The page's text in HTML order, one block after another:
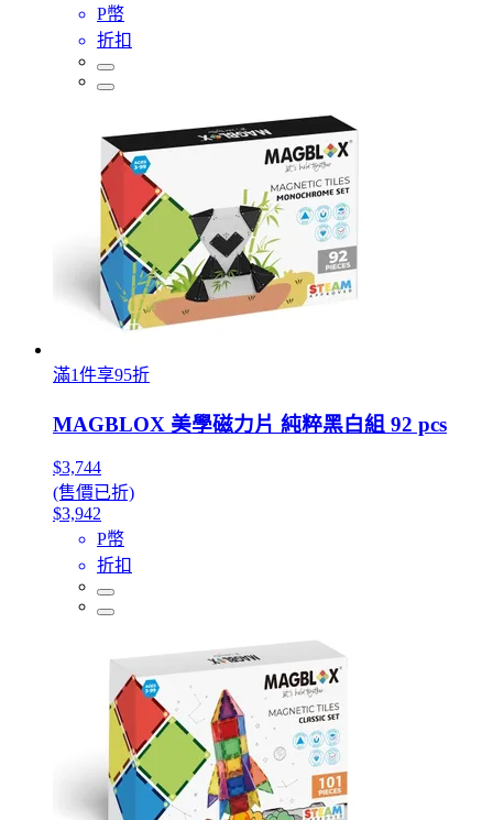
P幣
折扣
滿1件享95折
MAGBLOX 美學磁力片 純粹黑白組 92 pcs
$3,744
(售價已折)
$3,942
P幣
折扣